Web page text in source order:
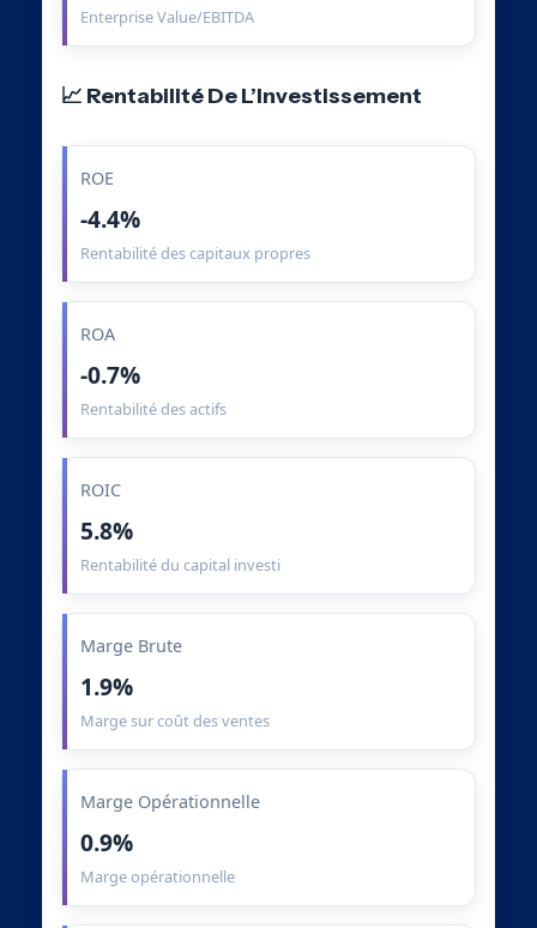
Enterprise Value/EBITDA
📈 Rentabilité De L’Investissement
ROE
-4.4%
Rentabilité des capitaux propres
ROA
-0.7%
Rentabilité des actifs
ROIC
5.8%
Rentabilité du capital investi
Marge Brute
1.9%
Marge sur coût des ventes
Marge Opérationnelle
0.9%
Marge opérationnelle